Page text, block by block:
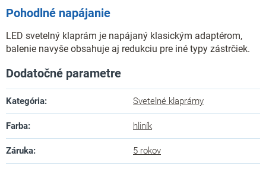
Pohodlné napájanie
LED svetelný klaprám je napájaný klasickým adaptérom,
balenie navyše obsahuje aj redukciu pre iné typy zástrčiek.
Dodatočné parametre
Kategória: Svetelné klaprámy
Farba: hliník
Záruka: 5 rokov